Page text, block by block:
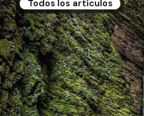
Todos los artículos